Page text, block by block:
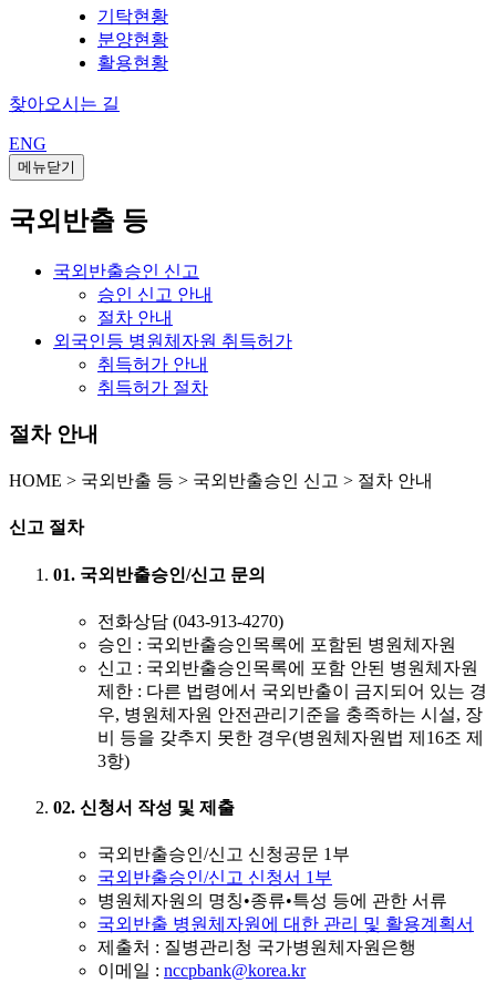
기탁현황
분양현황
활용현황
찾아오시는 길
ENG
메뉴닫기
국외반출 등
국외반출승인 신고
승인 신고 안내
절차 안내
외국인등 병원체자원 취득허가
취득허가 안내
취득허가 절차
절차 안내
HOME > 국외반출 등 > 국외반출승인 신고 > 절차 안내
신고 절차
01. 국외반출승인/신고 문의
전화상담 (043-913-4270)
승인 : 국외반출승인목록에 포함된 병원체자원
신고 : 국외반출승인목록에 포함 안된 병원체자원
제한 : 다른 법령에서 국외반출이 금지되어 있는 경
우, 병원체자원 안전관리기준을 충족하는 시설, 장
비 등을 갖추지 못한 경우(병원체자원법 제16조 제
3항)
02. 신청서 작성 및 제출
국외반출승인/신고 신청공문 1부
국외반출승인/신고 신청서 1부
병원체자원의 명칭•종류•특성 등에 관한 서류
국외반출 병원체자원에 대한 관리 및 활용계획서
제출처 : 질병관리청 국가병원체자원은행
이메일 : nccpbank@korea.kr